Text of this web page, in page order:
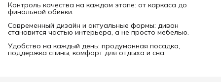
Контроль качества на каждом этапе: от каркаса до
финальной обивки.
Современный дизайн и актуальные формы: диван
становится частью интерьера, а не просто мебелью.
Удобство на каждый день: продуманная посадка,
поддержка спины, комфорт для отдыха и сна.